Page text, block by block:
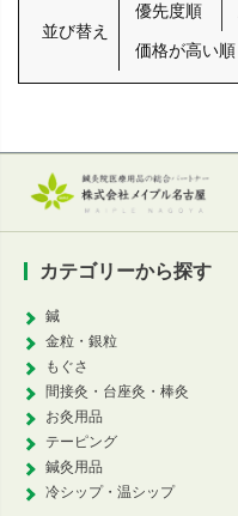
並び替え
優先度順
価格が高い順
カテゴリーから探す
鍼
金粒・銀粒
もぐさ
間接灸・台座灸・棒灸
お灸用品
テーピング
鍼灸用品
冷シップ・温シップ